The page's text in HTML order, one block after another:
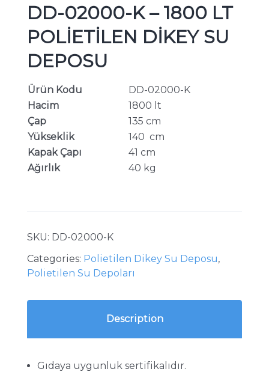
DD-02000-K – 1800 LT
POLİETİLEN DİKEY SU
DEPOSU
Ürün Kodu
DD-02000-K
Hacim
1800 lt
Çap
135 cm
Yükseklik
140 cm
Kapak Çapı
41 cm
Ağırlık
40 kg
SKU: DD-02000-K
Categories: Polietilen Dikey Su Deposu,
Polietilen Su Depoları
Description
Gıdaya uygunluk sertifikalıdır.